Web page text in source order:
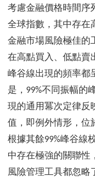
考慮金融價格時間序
全球指數，其中存在
金融市場風險極佳的
在高點買入、低點賣
峰谷線出現的頻率都
是，99%不同振幅的
現的通用冪次定律反
值，即例外情形，位
根據其餘99%峰谷線
中存在極強的關聯性
風險管理工具都忽略